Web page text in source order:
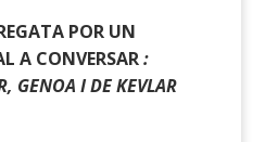
POR UN
A CONVERSAR:
GENOA I DE KEVLAR